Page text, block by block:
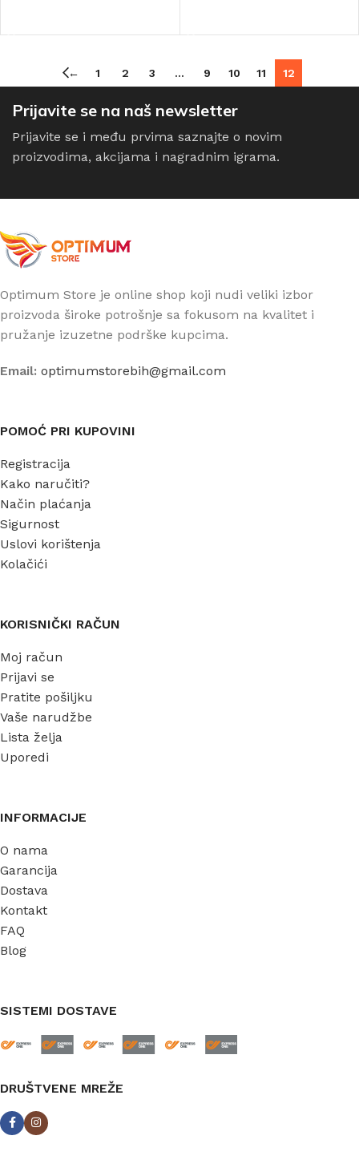
← 1 2 3 … 9 10 11 12
Prijavite se na naš newsletter
Prijavite se i među prvima saznajte o novim
proizvodima, akcijama i nagradnim igrama.
Optimum Store je online shop koji nudi veliki izbor
proizvoda široke potrošnje sa fokusom na kvalitet i
pružanje izuzetne podrške kupcima.
Email: optimumstorebih@gmail.com
POMOĆ PRI KUPOVINI
Registracija
Kako naručiti?
Način plaćanja
Sigurnost
Uslovi korištenja
Kolačići
KORISNIČKI RAČUN
Moj račun
Prijavi se
Pratite pošiljku
Vaše narudžbe
Lista želja
Uporedi
INFORMACIJE
O nama
Garancija
Dostava
Kontakt
FAQ
Blog
SISTEMI DOSTAVE
DRUŠTVENE MREŽE